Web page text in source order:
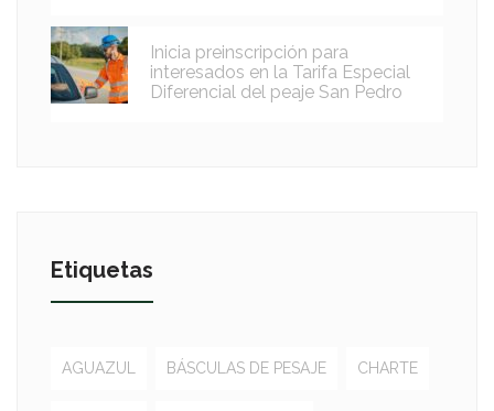
Inicia preinscripción para
interesados en la Tarifa Especial
Diferencial del peaje San Pedro
Etiquetas
AGUAZUL BÁSCULAS DE PESAJE CHARTE